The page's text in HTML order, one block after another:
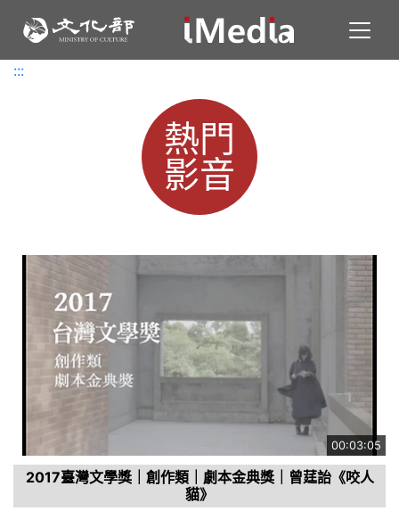
:::
:::
熱門
影音
00:03:05
2017臺灣文學獎｜創作類｜劇本金典獎｜曾莛詒《咬人
貓》